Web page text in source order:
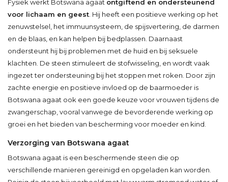
Fysiek werkt Botswana agaat ontgiftend en ondersteunend
voor lichaam en geest . Hij heeft een positieve werking op het
zenuwstelsel, het immuunsysteem, de spijsvertering, de darmen
en de blaas, en kan helpen bij bedplassen. Daarnaast
ondersteunt hij bij problemen met de huid en bij seksuele
klachten. De steen stimuleert de stofwisseling, en wordt vaak
ingezet ter ondersteuning bij het stoppen met roken. Door zijn
zachte energie en positieve invloed op de baarmoeder is
Botswana agaat ook een goede keuze voor vrouwen tijdens de
zwangerschap, vooral vanwege de bevorderende werking op
groei en het bieden van bescherming voor moeder en kind.
Verzorging van Botswana agaat
Botswana agaat is een beschermende steen die op
verschillende manieren gereinigd en opgeladen kan worden.